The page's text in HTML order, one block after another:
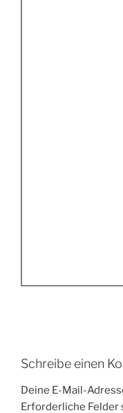
Schreibe einen
Deine E-Mail-
Erforderliche Felder